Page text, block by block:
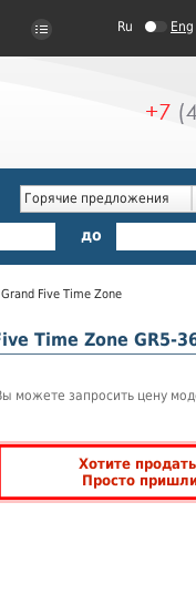
Ru Eng
Горячие предложения
до
Grand Five Time Zone
Time Zone GR5-
можете запросить цену
Хотите
Просто